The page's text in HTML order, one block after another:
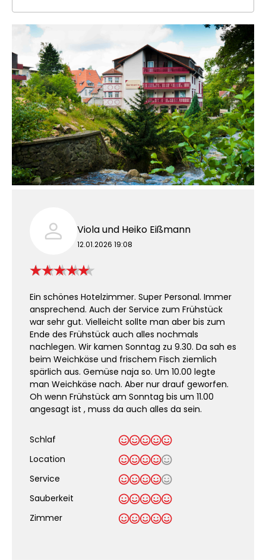
Viola und Heiko Eißmann
12.01.2026 19:08
Ein schönes Hotelzimmer. Super Personal. Immer
ansprechend. Auch der Service zum Frühstück
war sehr gut. Vielleicht sollte man aber bis zum
Ende des Frühstück auch alles nochmals
nachlegen. Wir kamen Sonntag zu 9.30. Da sah es
beim Weichkäse und frischem Fisch ziemlich
spärlich aus. Gemüse naja so. Um 10.00 legte
man Weichkäse nach. Aber nur drauf geworfen.
Oh wenn Frühstück am Sonntag bis um 11.00
angesagt ist , muss da auch alles da sein.
Schlaf
Location
Service
Sauberkeit
Zimmer